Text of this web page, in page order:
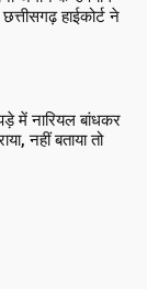
हाईकोर्ट ने
में नारियल बांधकर
नहीं बताया तो